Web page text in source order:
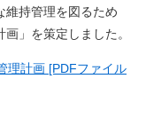
持管理を図るため
」を策定しました。
理計画 [PDFファイル